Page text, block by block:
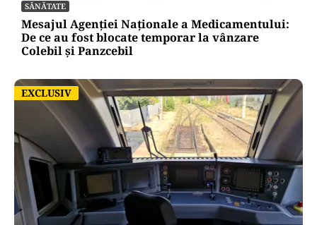
SĂNĂTATE
Mesajul Agenției Naționale a Medicamentului:
De ce au fost blocate temporar la vânzare
Colebil și Panzcebil
EXCLUSIV
EXCLUSIV